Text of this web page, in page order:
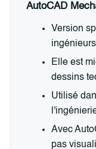
AutoCAD
Version
Elle est
dessins
Utilisé
Avec
pas